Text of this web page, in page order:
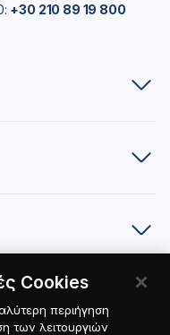
+30 210 89 19 800
Cookies
περιήγηση
των λειτουργιών